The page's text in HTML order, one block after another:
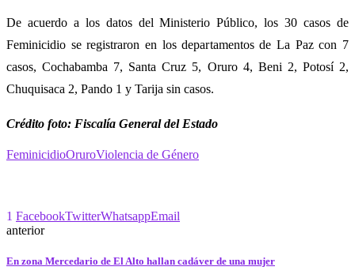
De acuerdo a los datos del Ministerio Público, los 30 casos de
Feminicidio se registraron en los departamentos de La Paz con 7
casos, Cochabamba 7, Santa Cruz 5, Oruro 4, Beni 2, Potosí 2,
Chuquisaca 2, Pando 1 y Tarija sin casos.
Crédito foto: Fiscalía General del Estado
FeminicidioOruroViolencia de Género
1 FacebookTwitterWhatsappEmail
anterior
En zona Mercedario de El Alto hallan cadáver de una mujer